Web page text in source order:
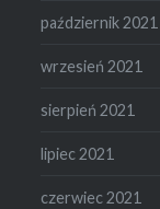
październik 2021
wrzesień 2021
sierpień 2021
lipiec 2021
czerwiec 2021